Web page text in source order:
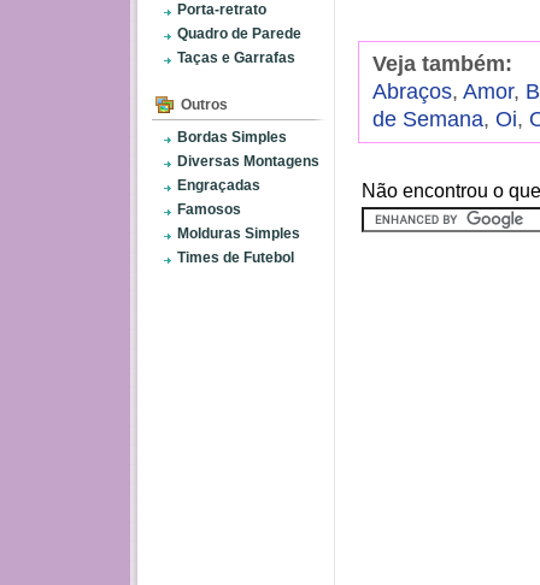
Porta-retrato
Quadro de Parede
Taças e Garrafas
Outros
Bordas Simples
Diversas Montagens
Engraçadas
Famosos
Molduras Simples
Times de Futebol
Veja também:
Abraços, Amor,
de Semana, Oi,
Não encontrou o